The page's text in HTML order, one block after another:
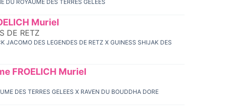
ROYAUME DES TERRES GELEES
Muriel
DE RETZ
DES LEGENDES DE RETZ X GUINESS SHIJAK DES
FROELICH Muriel
DES TERRES GELEES X RAVEN DU BOUDDHA DORE